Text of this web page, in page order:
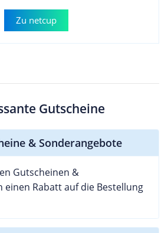
Zu netcup
Gutscheine
& Sonderangebote
Gutscheinen &
einen Rabatt auf die Bestellung